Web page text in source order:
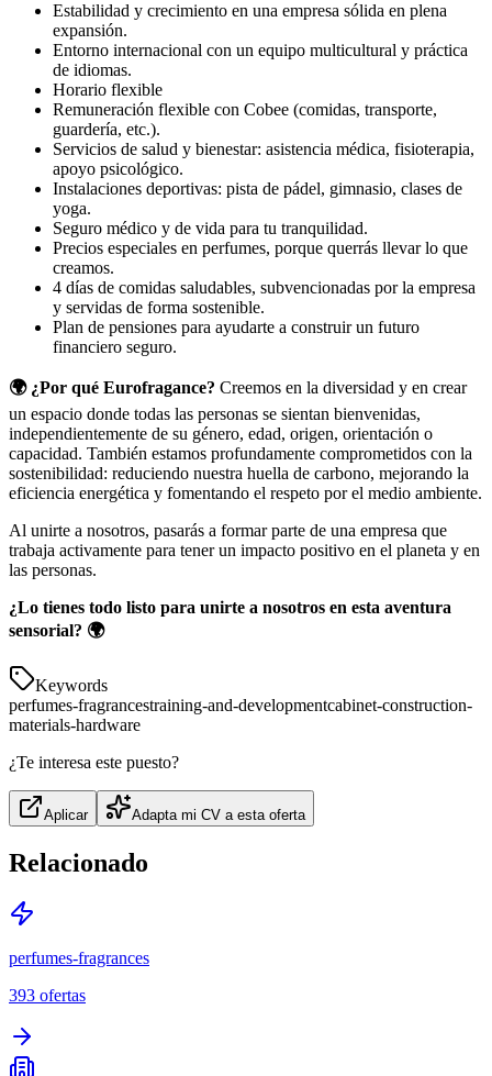
Estabilidad y crecimiento en una empresa sólida en plena
expansión.
Entorno internacional con un equipo multicultural y práctica
de idiomas.
Horario flexible
Remuneración flexible con Cobee (comidas, transporte,
guardería, etc.).
Servicios de salud y bienestar: asistencia médica, fisioterapia,
apoyo psicológico.
Instalaciones deportivas: pista de pádel, gimnasio, clases de
yoga.
Seguro médico y de vida para tu tranquilidad.
Precios especiales en perfumes, porque querrás llevar lo que
creamos.
4 días de comidas saludables, subvencionadas por la empresa
y servidas de forma sostenible.
Plan de pensiones para ayudarte a construir un futuro
financiero seguro.
🌍 ¿Por qué Eurofragance? Creemos en la diversidad y en crear
un espacio donde todas las personas se sientan bienvenidas,
independientemente de su género, edad, origen, orientación o
capacidad. También estamos profundamente comprometidos con la
sostenibilidad: reduciendo nuestra huella de carbono, mejorando la
eficiencia energética y fomentando el respeto por el medio ambiente.
Al unirte a nosotros, pasarás a formar parte de una empresa que
trabaja activamente para tener un impacto positivo en el planeta y en
las personas.
¿Lo tienes todo listo para unirte a nosotros en esta aventura
sensorial? 🌍
Keywords
perfumes-fragrancestraining-and-developmentcabinet-construction-
materials-hardware
¿Te interesa este puesto?
Aplicar Adapta mi CV a esta oferta
Relacionado
perfumes-fragrances
393 ofertas